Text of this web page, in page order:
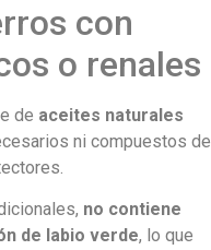
con
o renales
de aceites naturales
ni compuestos de
no contiene
de labio verde, lo que